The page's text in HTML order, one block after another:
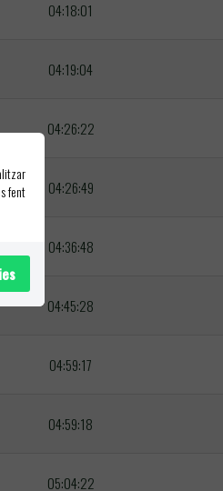
04:18:01
04:19:04
04:26:22
04:26:49
04:36:48
04:45:28
04:59:17
04:59:18
05:04:22
fent